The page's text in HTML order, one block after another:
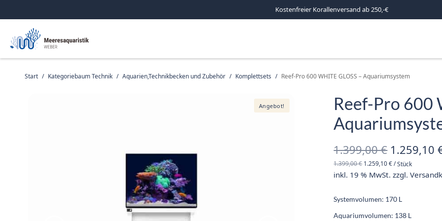
Kostenfreier Korallenversand ab 250,-€
Start / Kategoriebaum Technik / Aquarien,Technikbecken und Zubehör / Komplettsets / Reef-Pro 600 WHITE GLOSS – Aquariumsystem
Angebot!
Reef-Pro 600
1.399,00€
Preis war:
1.259,10
1.399,00€ 1.259,10€/Stück
inkl. 19 % MwSt. zzgl.
Systemvolumen: 170 L
Aquariumvolumen: 138 L